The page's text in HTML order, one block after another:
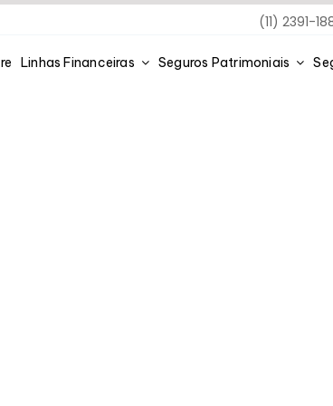
(11) 2391-
Linhas Financeiras Seguros Patrimoniais